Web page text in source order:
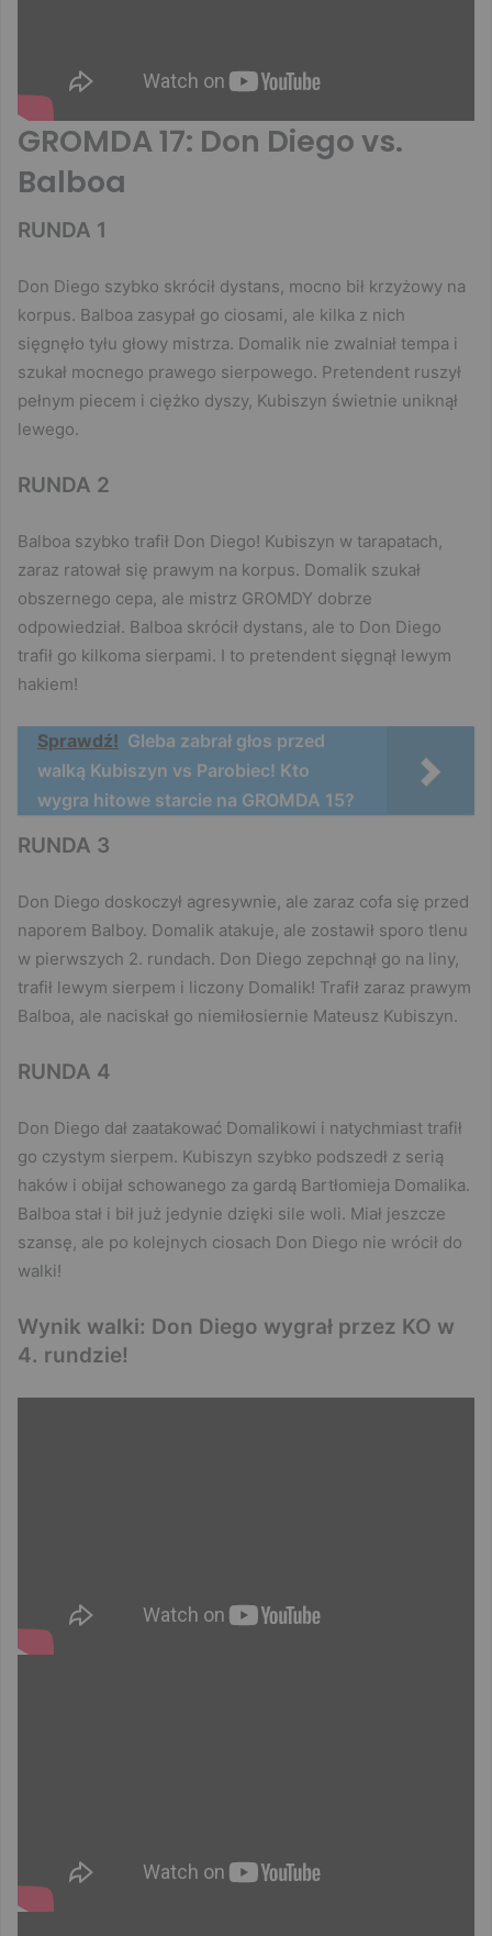
GROMDA 17: Don Diego vs.
Balboa
RUNDA 1
Don Diego szybko skrócił dystans, mocno bił krzyżowy na
korpus. Balboa zasypał go ciosami, ale kilka z nich
sięgnęło tyłu głowy mistrza. Domalik nie zwalniał tempa i
szukał mocnego prawego sierpowego. Pretendent ruszył
pełnym piecem i ciężko dyszy, Kubiszyn świetnie uniknął
lewego.
RUNDA 2
Balboa szybko trafił Don Diego! Kubiszyn w tarapatach,
zaraz ratował się prawym na korpus. Domalik szukał
obszernego cepa, ale mistrz GROMDY dobrze
odpowiedział. Balboa skrócił dystans, ale to Don Diego
trafił go kilkoma sierpami. I to pretendent sięgnął lewym
hakiem!
Sprawdź! Gleba zabrał głos przed
walką Kubiszyn vs Parobiec! Kto
wygra hitowe starcie na GROMDA 15?
RUNDA 3
Don Diego doskoczył agresywnie, ale zaraz cofa się przed
naporem Balboy. Domalik atakuje, ale zostawił sporo tlenu
w pierwszych 2. rundach. Don Diego zepchnął go na liny,
trafił lewym sierpem i liczony Domalik! Trafił zaraz prawym
Balboa, ale naciskał go niemiłosiernie Mateusz Kubiszyn.
RUNDA 4
Don Diego dał zaatakować Domalikowi i natychmiast trafił
go czystym sierpem. Kubiszyn szybko podszedł z serią
haków i obijał schowanego za gardą Bartłomieja Domalika.
Balboa stał i bił już jedynie dzięki sile woli. Miał jeszcze
szansę, ale po kolejnych ciosach Don Diego nie wrócił do
walki!
Wynik walki: Don Diego wygrał przez KO w
4. rundzie!